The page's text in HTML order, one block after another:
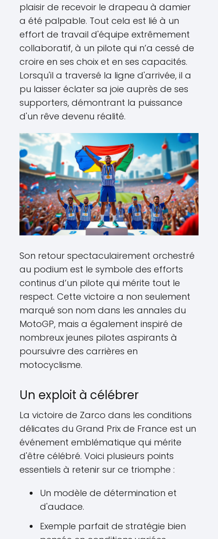
plaisir de recevoir le drapeau à damier
a été palpable. Tout cela est lié à un
effort de travail d'équipe extrêmement
collaboratif, à un pilote qui n’a cessé de
croire en ses choix et en ses capacités.
Lorsqu'il a traversé la ligne d'arrivée, il a
pu laisser éclater sa joie auprès de ses
supporters, démontrant la puissance
d'un rêve devenu réalité.
Son retour spectaculairement orchestré
au podium est le symbole des efforts
continus d’un pilote qui mérite tout le
respect. Cette victoire a non seulement
marqué son nom dans les annales du
MotoGP, mais a également inspiré de
nombreux jeunes pilotes aspirants à
poursuivre des carrières en
motocyclisme.
Un exploit à célébrer
La victoire de Zarco dans les conditions
délicates du Grand Prix de France est un
événement emblématique qui mérite
d'être célébré. Voici plusieurs points
essentiels à retenir sur ce triomphe :
Un modèle de détermination et
d'audace.
Exemple parfait de stratégie bien